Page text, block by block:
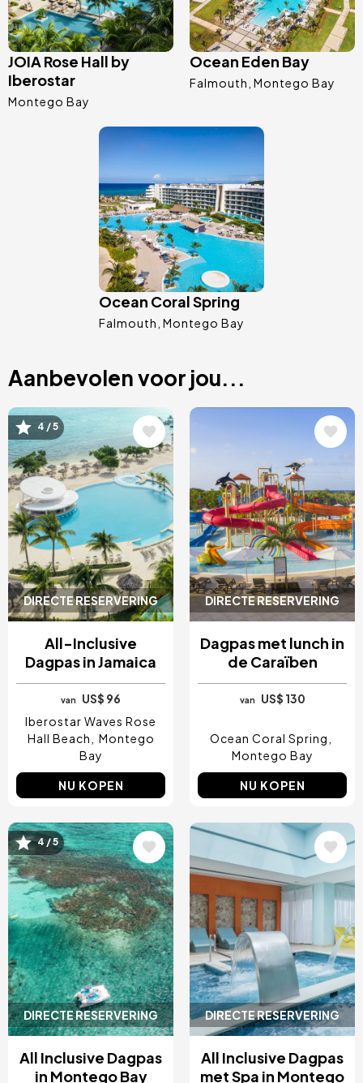
JOIA Rose Hall by
Iberostar
Montego Bay
Ocean Eden Bay
Falmouth Montego Bay
Afbeelding
Ocean Coral Spring
Falmouth Montego Bay
Aanbevolen voor jou...
DIRECTE RESERVERING
Afbeelding
4 / 5
All-Inclusive
Dagpas in Jamaica
van
US$ 96
Iberostar Waves Rose
Hall Beach
Montego
Bay
NU KOPEN
DIRECTE RESERVERING
Afbeelding
Dagpas met lunch in
de Caraïben
van US$ 130
Ocean Coral Spring
Montego Bay
NU KOPEN
DIRECTE RESERVERING
Afbeelding
4 / 5
All Inclusive Dagpas
in Montego Bay
DIRECTE RESERVERING
Afbeelding
All Inclusive Dagpas
met Spa in Montego